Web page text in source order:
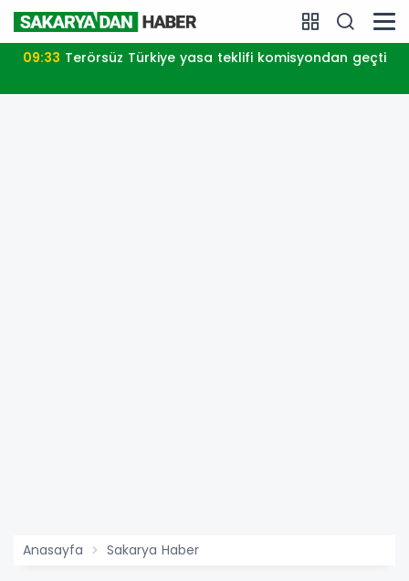
09:33 Terörsüz Türkiye yasa teklifi komisyondan geçti
Anasayfa Sakarya Haber